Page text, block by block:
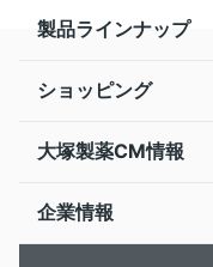
製品ラインナップ
ショッピング
大塚製薬CM情報
企業情報